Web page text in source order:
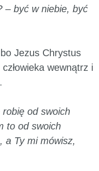
– być w niebie, być
Jezus Chrystus
wewnątrz i
od swoich
to od swoich
a Ty mi mówisz,